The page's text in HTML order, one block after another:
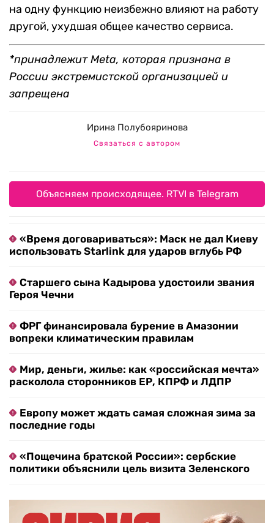
на одну функцию неизбежно влияют на работу
другой, ухудшая общее качество сервиса.
*принадлежит Meta, которая признана в
России экстремистской организацией и
запрещена
Ирина Полубояринова
Связаться с автором
Объясняем происходящее. RTVI в Telegram
«Время договариваться»: Маск не дал Киеву
использовать Starlink для ударов вглубь РФ
Старшего сына Кадырова удостоили звания
Героя Чечни
ФРГ финансировала бурение в Амазонии
вопреки климатическим правилам
Мир, деньги, жилье: как «российская мечта»
расколола сторонников ЕР, КПРФ и ЛДПР
Европу может ждать самая сложная зима за
последние годы
«Пощечина братской России»: сербские
политики объяснили цель визита Зеленского